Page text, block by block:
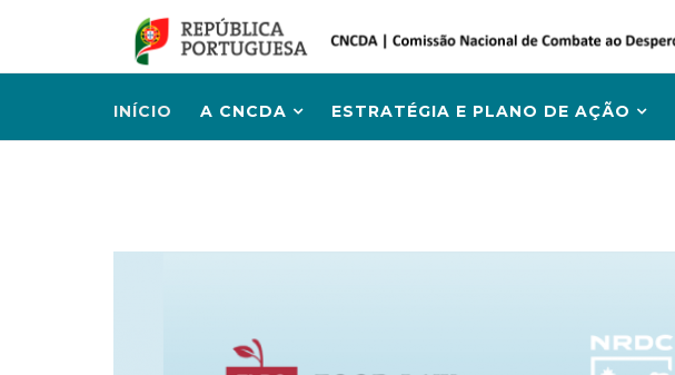
INÍCIO A CNCDA ESTRATÉGIA E PLANO DE AÇÃO